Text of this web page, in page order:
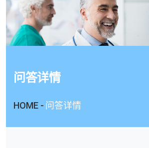
问答详情
HOME - 问答详情